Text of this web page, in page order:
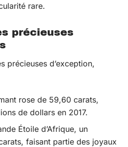
rare.
précieuses
précieuses d’exception,
rose de 59,60 carats,
de dollars en 2017.
Étoile d’Afrique, un
faisant partie des joyaux